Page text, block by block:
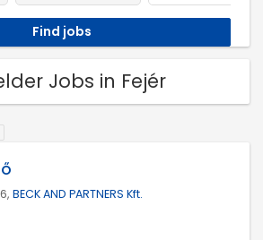
Jobs in Fejér
BECK AND PARTNERS Kft.